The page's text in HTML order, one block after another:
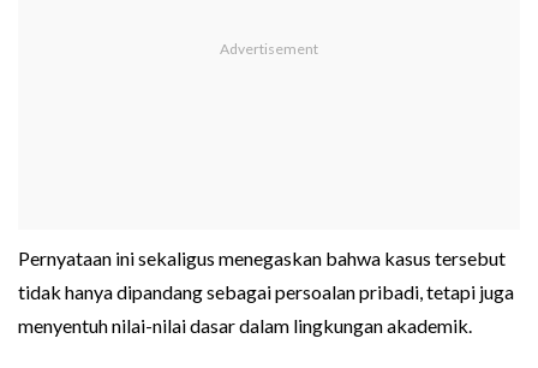
Pernyataan ini sekaligus menegaskan bahwa kasus tersebut
tidak hanya dipandang sebagai persoalan pribadi, tetapi juga
menyentuh nilai-nilai dasar dalam lingkungan akademik.